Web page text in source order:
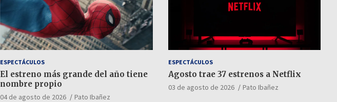
ESPECTÁCULOS
El estreno más grande del año tiene
nombre propio
04 de agosto de 2026 Pato Ibañez
ESPECTÁCULOS
Agosto trae 37 estrenos a Netflix
03 de agosto de 2026 Pato Ibañez